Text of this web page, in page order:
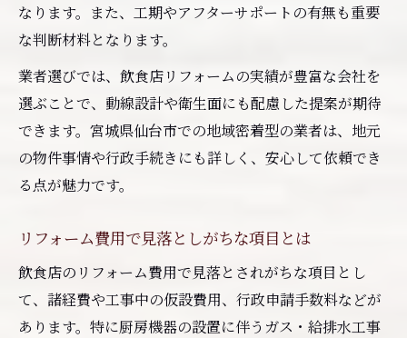
なります。また、工期やアフターサポートの有無も重要
な判断材料となります。
業者選びでは、飲食店リフォームの実績が豊富な会社を
選ぶことで、動線設計や衛生面にも配慮した提案が期待
できます。宮城県仙台市での地域密着型の業者は、地元
の物件事情や行政手続きにも詳しく、安心して依頼でき
る点が魅力です。
リフォーム費用で見落としがちな項目とは
飲食店のリフォーム費用で見落とされがちな項目とし
て、諸経費や工事中の仮設費用、行政申請手数料などが
あります。特に厨房機器の設置に伴うガス・給排水工事